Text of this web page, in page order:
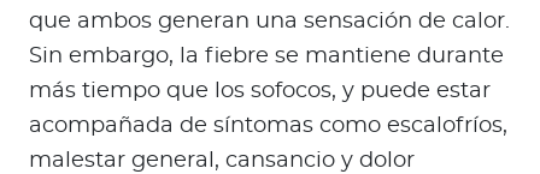
que ambos generan una sensación de calor.
Sin embargo, la fiebre se mantiene durante
más tiempo que los sofocos, y puede estar
acompañada de síntomas como escalofríos,
malestar general, cansancio y dolor